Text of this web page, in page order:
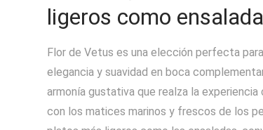
ligeros como
Flor de Vetus es una elección perfecta
elegancia y suavidad en boca
armonía gustativa que realza la
con los matices marinos y frescos de los